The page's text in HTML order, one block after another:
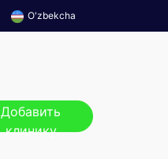
O'zbekcha
Добавить
клинику